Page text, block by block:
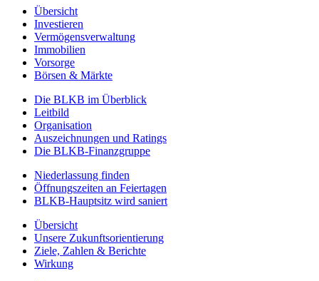
Übersicht
Investieren
Vermögensverwaltung
Immobilien
Vorsorge
Börsen & Märkte
Die BLKB im Überblick
Leitbild
Organisation
Auszeichnungen und Ratings
Die BLKB-Finanzgruppe
Niederlassung finden
Öffnungszeiten an Feiertagen
BLKB-Hauptsitz wird saniert
Übersicht
Unsere Zukunftsorientierung
Ziele, Zahlen & Berichte
Wirkung